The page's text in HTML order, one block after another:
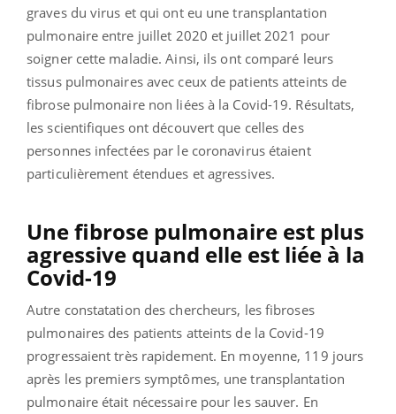
graves du virus et qui ont eu une transplantation
pulmonaire entre juillet 2020 et juillet 2021 pour
soigner cette maladie. Ainsi, ils ont comparé leurs
tissus pulmonaires avec ceux de patients atteints de
fibrose pulmonaire non liées à la Covid-19. Résultats,
les scientifiques ont découvert que celles des
personnes infectées par le coronavirus étaient
particulièrement étendues et agressives.
Une fibrose pulmonaire est plus
agressive quand elle est liée à la
Covid-19
Autre constatation des chercheurs, les fibroses
pulmonaires des patients atteints de la Covid-19
progressaient très rapidement. En moyenne, 119 jours
après les premiers symptômes, une transplantation
pulmonaire était nécessaire pour les sauver. En